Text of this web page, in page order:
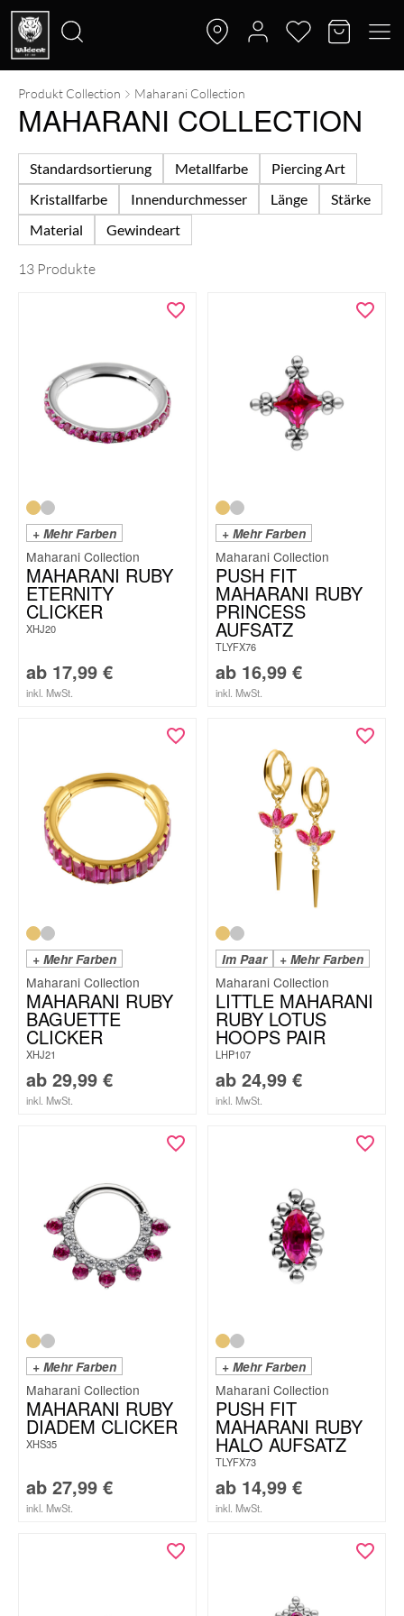
Suche
nach:
Produkt Collection Maharani Collection
MAHARANI COLLECTION
Standardsortierung Metallfarbe
Piercing Art
Kristallfarbe
Innendurchmesser Länge
Stärke
Material
Gewindeart
13 Produkte
+ Mehr Farben
Maharani Collection
MAHARANI RUBY
ETERNITY
CLICKER
XHJ20
ab 17,99 €
inkl. MwSt.
+ Mehr Farben
Maharani Collection
PUSH FIT
MAHARANI RUBY
PRINCESS
AUFSATZ
TLYFX76
ab 16,99 €
inkl. MwSt.
+ Mehr Farben
Maharani Collection
MAHARANI RUBY
BAGUETTE
CLICKER
XHJ21
ab 29,99 €
inkl. MwSt.
Im Paar + Mehr Farben
Maharani Collection
LITTLE MAHARANI
RUBY LOTUS
HOOPS PAIR
LHP107
ab 24,99 €
inkl. MwSt.
+ Mehr Farben
Maharani Collection
MAHARANI RUBY
DIADEM CLICKER
XHS35
ab 27,99 €
inkl. MwSt.
+ Mehr Farben
Maharani Collection
PUSH FIT
MAHARANI RUBY
HALO AUFSATZ
TLYFX73
ab 14,99 €
inkl. MwSt.